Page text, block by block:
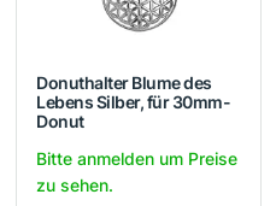
Donuthalter Blume des
Lebens Silber, für 30mm-
Donut
Bitte anmelden um Preise
zu sehen.